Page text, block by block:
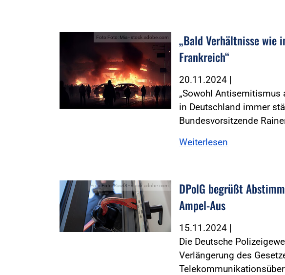
Foto:Foto: Mia - stock.adobe.com
„Bald Verhältnisse wie
Frankreich“
20.11.2024 |
„Sowohl Antisemitismus
in Deutschland immer
Bundesvorsitzende
Weiterlesen
Foto:Foto: Rawf8 - stock.adobe.com
DPolG begrüßt
Ampel-Aus
15.11.2024 |
Die Deutsche
Verlängerung des